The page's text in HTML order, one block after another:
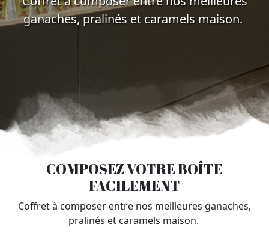
ganaches, pralinés et caramels maison.
COMPOSEZ VOTRE BOÎTE
FACILEMENT
Coffret à composer entre nos meilleures ganaches,
pralinés et caramels maison.